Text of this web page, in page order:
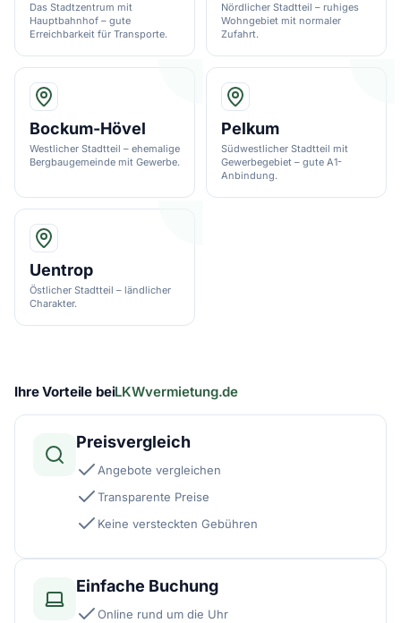
Das Stadtzentrum mit
Hauptbahnhof – gute
Erreichbarkeit für Transporte.
Nördlicher Stadtteil – ruhiges
Wohngebiet mit normaler
Zufahrt.
Bockum-Hövel
Westlicher Stadtteil – ehemalige
Bergbaugemeinde mit Gewerbe.
Pelkum
Südwestlicher Stadtteil mit
Gewerbegebiet – gute A1-
Anbindung.
Uentrop
Östlicher Stadtteil – ländlicher
Charakter.
Ihre Vorteile beiLKWvermietung.de
Preisvergleich
Angebote vergleichen
Transparente Preise
Keine versteckten Gebühren
Einfache Buchung
Online rund um die Uhr